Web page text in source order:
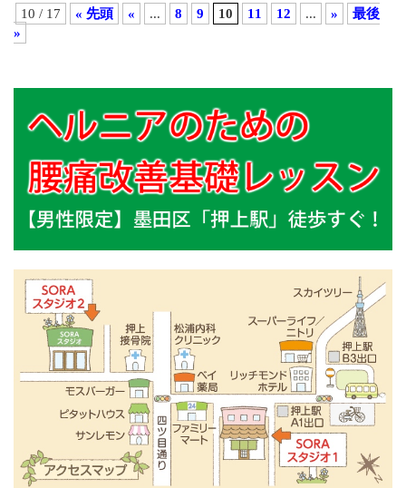
10 / 17 « 先頭 « ... 8 9 10 11 12 ... »
最後
»